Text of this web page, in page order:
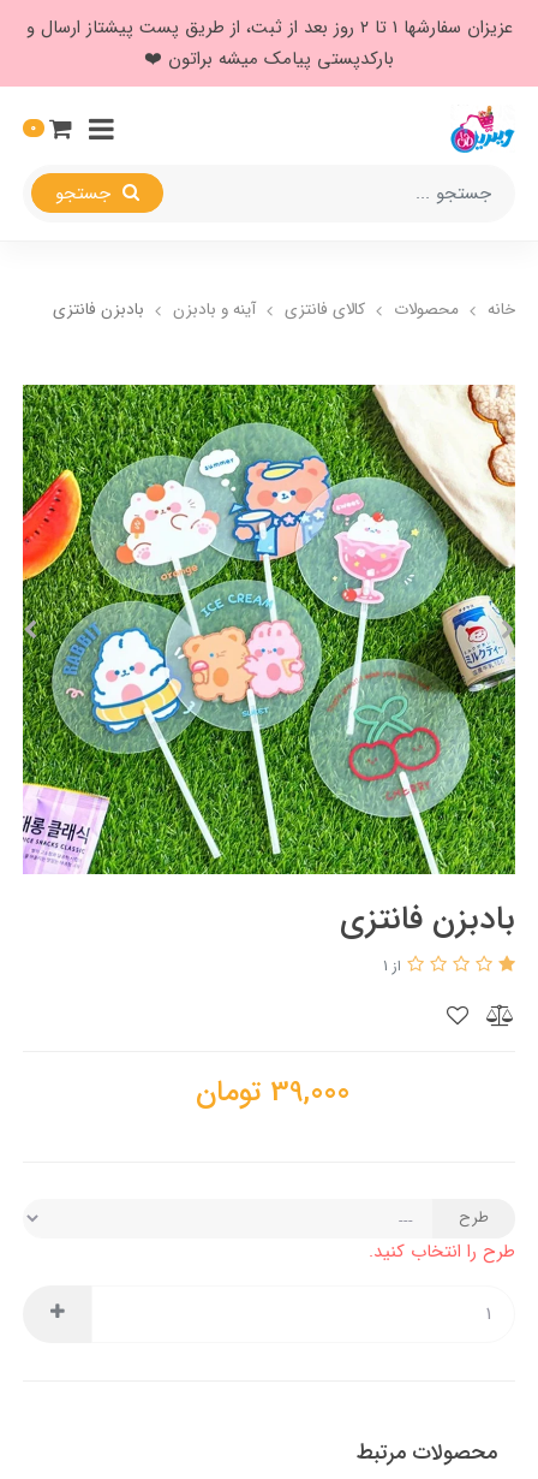
عزیزان سفارشها ۱ تا ۲ روز بعد از ثبت، از طریق پست پیشتاز ارسال و
بارکدپستی پیامک میشه براتون ❤️
0
خانه محصولات کالای فانتزی آینه و بادبزن بادبزن فانتزی
بادبزن فانتزی
از 1
39,000 تومان
طرح
طرح را انتخاب کنید.
محصولات مرتبط